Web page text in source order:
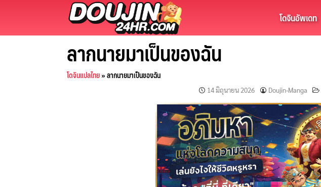
โดจินอัพเดท
ลากนายมาเป็นของฉัน
โดจินแปลไทย»ลากนายมาเป็นของฉัน
14 มิถุนายน 2026 Doujin-Manga